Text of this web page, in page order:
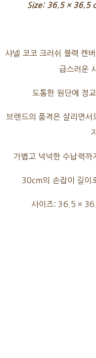
Size: 36.5 × 36.5
샤넬 코코 크러쉬 블랙 캔
급스러운
도톰한 원단에 정
브랜드의 품격은 살리면
가볍고 넉넉한 수납력까
30cm의 손잡이 길이
사이즈: 36.5 ×